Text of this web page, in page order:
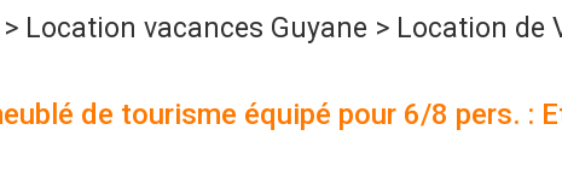
> Location vacances Guyane > Location de
de tourisme équipé pour 6/8 pers. :